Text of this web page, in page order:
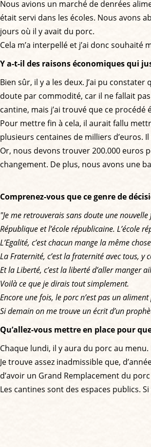
Nous avions un marché de denrées
était servi dans les écoles. Nous avons
jours où il y avait du porc.
Cela m’a interpellé et j’ai donc
Y a-t-il des raisons économiques qui
Bien sûr, il y a les deux. J’ai pu
doute par commodité, car il ne fallait
cantine, mais j’ai trouvé que ce procédé
Pour mettre fin à cela, il aurait fallu
plusieurs centaines de milliers d’euros.
Or, nous devons trouver 200.000 euros
changement. De plus, nous avons une
Comprenez-vous que ce genre de
"Je me retrouverais sans doute une
République et l’école républicaine. L’école
L’Egalité, c’est chacun mange la même
La Fraternité, c’est la fraternité avec tous,
Et la Liberté, c’est la liberté d’aller manger
Voilà ce que je dirais tout simplement.
Encore une fois, le porc n’est pas un
Si demain on me trouve un écrit d’un
Qu’allez-vous mettre en place pour
Chaque lundi, il y aura du porc au
Je trouve assez inadmissible que,
d’avoir un Grand Remplacement du
Les cantines sont des espaces publics.